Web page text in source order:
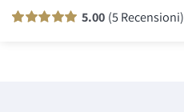
5.00 (5 Recensioni)